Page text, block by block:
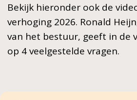
Bekijk hieronder ook de
verhoging 2026. Ronald
van het bestuur, geeft in de
op 4 veelgestelde vragen.